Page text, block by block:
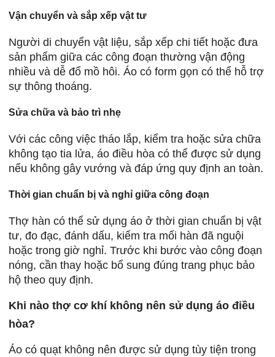
Vận chuyển và sắp xếp vật tư
Người di chuyển vật liệu, sắp xếp chi tiết hoặc đưa
sản phẩm giữa các công đoạn thường vận động
nhiều và dễ đổ mồ hôi. Áo có form gọn có thể hỗ trợ
sự thông thoáng.
Sửa chữa và bảo trì nhẹ
Với các công việc tháo lắp, kiểm tra hoặc sửa chữa
không tạo tia lửa, áo điều hòa có thể được sử dụng
nếu không gây vướng và đáp ứng quy định an toàn.
Thời gian chuẩn bị và nghỉ giữa công đoạn
Thợ hàn có thể sử dụng áo ở thời gian chuẩn bị vật
tư, đo đạc, đánh dấu, kiểm tra mối hàn đã nguội
hoặc trong giờ nghỉ. Trước khi bước vào công đoạn
nóng, cần thay hoặc bổ sung đúng trang phục bảo
hộ theo quy định.
Khi nào thợ cơ khí không nên sử dụng áo điều
hòa?
Áo có quạt không nên được sử dụng tùy tiện trong